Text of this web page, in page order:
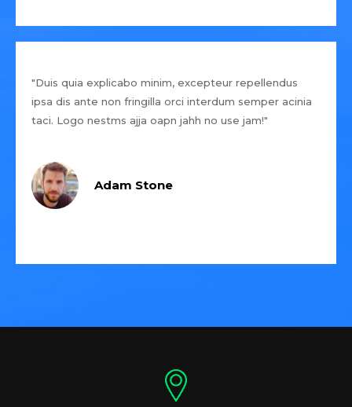
"Duis quia explicabo minim, excepteur repellendus
ipsa dis ante non fringilla orci interdum semper acinia
taci. Logo nestms ajja oapn jahh no use jam!"
Adam Stone